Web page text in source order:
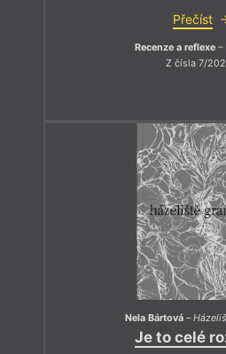
Přečíst
Recenze a reflexe–
Z čísla 7/
Nela Bártová–
Je to celé